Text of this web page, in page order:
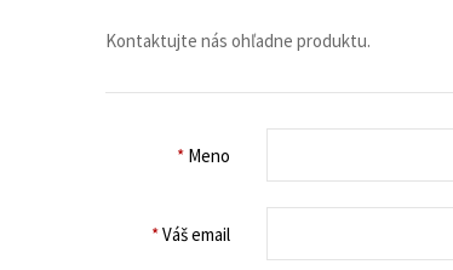
Kontaktujte nás ohľadne produktu.
* Meno
*Váš email